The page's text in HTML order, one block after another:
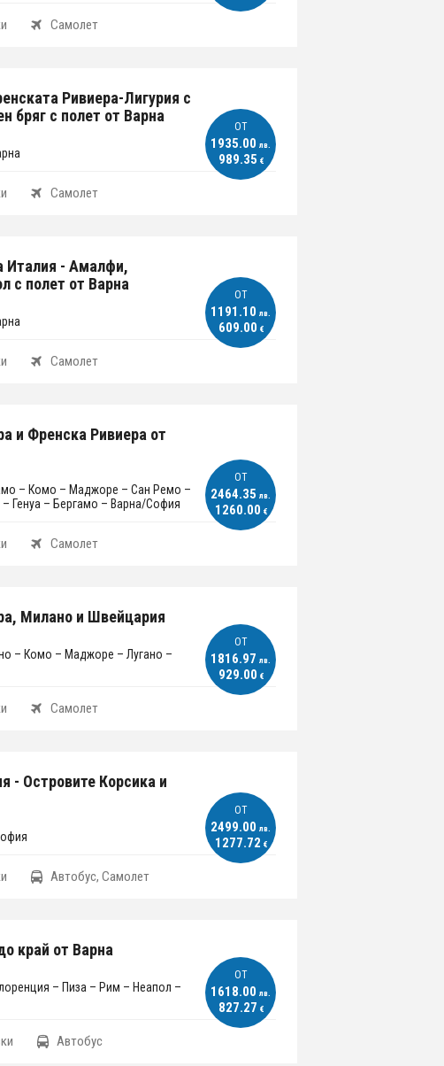
Самолет
ОT
1935.00 лв.
989.35 €
Ривиера-Лигурия с
бряг с полет от Варна
Самолет
ОT
1191.10 лв.
609.00 €
Италия - Амалфи,
с полет от Варна
Самолет
ОT
2464.35 лв.
1260.00 €
и Френска Ривиера от
– Комо – Маджоре – Сан Ремо –
Генуа – Бергамо – Варна/София
Самолет
ОT
1816.97 лв.
929.00 €
Милано и Швейцария
– Комо – Маджоре – Лугано –
Самолет
ОT
2499.00 лв.
1277.72 €
- Островите Корсика и
Автобус, Самолет
ОT
1618.00 лв.
827.27 €
край от Варна
– Пиза – Рим – Неапол –
Автобус